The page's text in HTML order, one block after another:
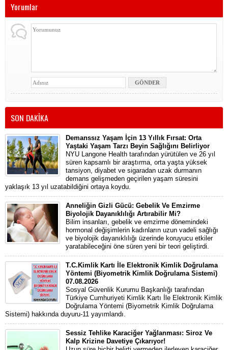
Yorumlar
SON DAKİKA
Demanssız Yaşam İçin 13 Yıllık Fırsat: Orta
Yaştaki Yaşam Tarzı Beyin Sağlığını Belirliyor
NYU Langone Health tarafından yürütülen ve 26 yıl
süren kapsamlı bir araştırma, orta yaşta yüksek
tansiyon, diyabet ve sigaradan uzak durmanın
demans gelişmeden geçirilen yaşam süresini
yaklaşık 13 yıl uzatabildiğini ortaya koydu.
Anneliğin Gizli Gücü: Gebelik Ve Emzirme
Biyolojik Dayanıklılığı Artırabilir Mi?
Bilim insanları, gebelik ve emzirme dönemindeki
hormonal değişimlerin kadınların uzun vadeli sağlığı
ve biyolojik dayanıklılığı üzerinde koruyucu etkiler
yaratabileceğini öne süren yeni bir teori geliştirdi.
T.C.Kimlik Kartı İle Elektronik Kimlik Doğrulama
Yöntemi (Biyometrik Kimlik Doğrulama Sistemi)
07.08.2026
Sosyal Güvenlik Kurumu Başkanlığı tarafından
Türkiye Cumhuriyeti Kimlik Kartı İle Elektronik Kimlik
Doğrulama Yöntemi (Biyometrik Kimlik Doğrulama
Sistemi) hakkında duyuru-11 yayımlandı.
Sessiz Tehlike Karaciğer Yağlanması: Siroz Ve
Kalp Krizine Davetiye Çıkarıyor!